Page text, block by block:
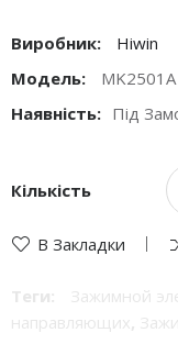
Виробник:
Hiwin
Модель:
Наявність: Під
Кількість
В Закладки
Теги: Зажимной
направляющих ,